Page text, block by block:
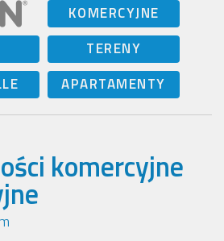
KOMERCYJNE
TERENY
APARTAMENTY
komercyjne